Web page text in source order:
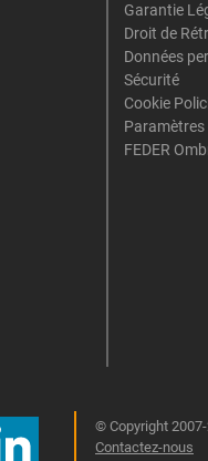
Garantie
Droit de
Données
Sécurité
Cookie
Paramètres
FEDER
© Copyright
Contactez-nous